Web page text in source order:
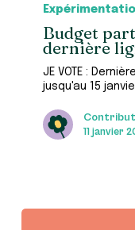
citoyen,
dernière
ligne
pour
voter
Budget
dernière
JE VOTE :
jusqu'au 15
11 janvier